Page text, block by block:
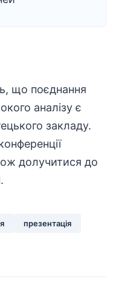
що поєднання
аналізу є
закладу.
долучитися до
презентація